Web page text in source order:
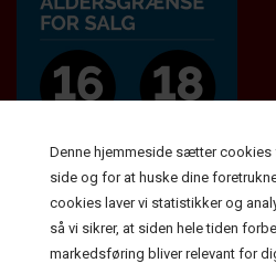
Denne hjemmeside sætter cookies
side og for at huske dine
cookies laver vi statistikker og
så vi sikrer, at siden hele tiden
markedsføring bliver relevant for
Top kategorier